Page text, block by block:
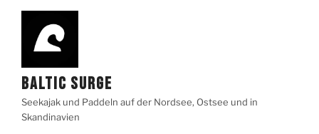
Zum
springen
BALTIC SURGE
Seekajak und Paddeln auf der Nordsee, Ostsee und in
Skandinavien